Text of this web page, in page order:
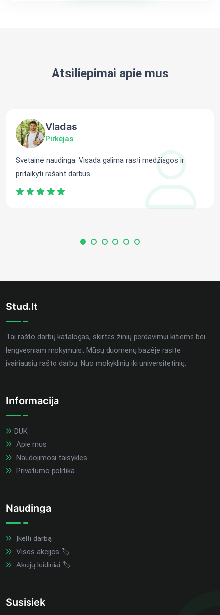
Atsiliepimai apie mus
Vladas
Pirkėjas
Svetainė naudinga. Visada galima rasti medžiagos ir
pritaikyti rašant darbus.
Stud.lt
Tai rašto darbų katalogas, skirtas žinių perdavimui kitiems bei
lengvesniam mokymuisi. Mūsų duomenų bazėje rasite
įvairiausių rašto darbų. Nuo mokyklinių iki universitetinių.
Informacija
DUK
Apie mus
Naudojimosi taisyklės
Privatumo politika
Naudinga
Įkelti darbą
Visos akcijos 🏷️
Akcijų leidiniai 🏷️
Susisiek